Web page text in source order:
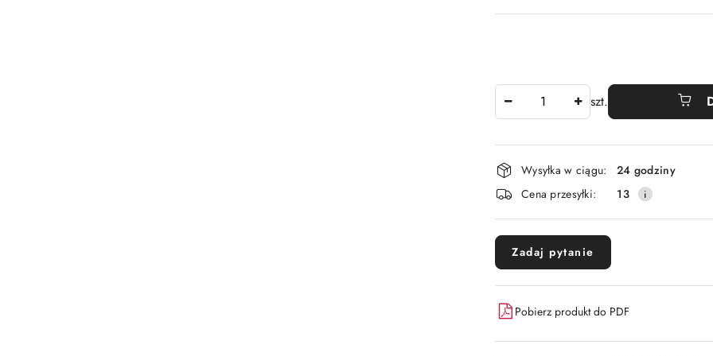
szt.
Dostępność
i
dostawa
Wysyłka w ciągu:
24 godziny
Cena przesyłki:
13
Zadaj pytanie
Pobierz produkt do PDF